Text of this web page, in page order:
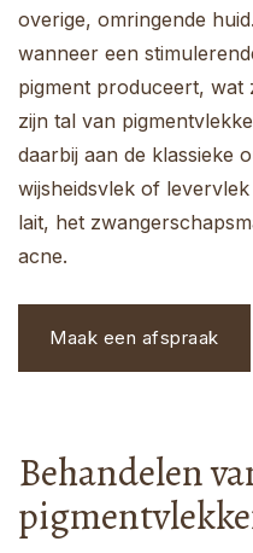
overige, omringende
wanneer een
pigment produceert, wat
zijn tal van
daarbij aan de klassieke
wijsheidsvlek of
lait, het
acne.
Maak een afspraak
Behandelen